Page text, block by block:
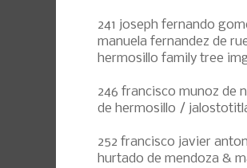
241 joseph fernando
manuela fernandez de
hermosillo family tree
246 francisco munoz de
de hermosillo /
252 francisco javier
hurtado de mendoza &